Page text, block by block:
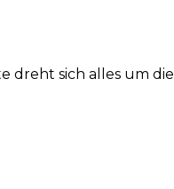
sich alles um